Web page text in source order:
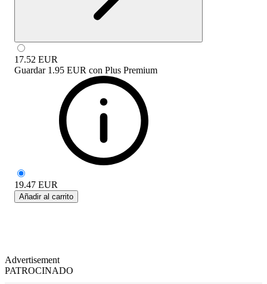
17.52 EUR
Guardar 1.95 EUR con Plus Premium
19.47 EUR
Añadir al carrito
Advertisement
PATROCINADO